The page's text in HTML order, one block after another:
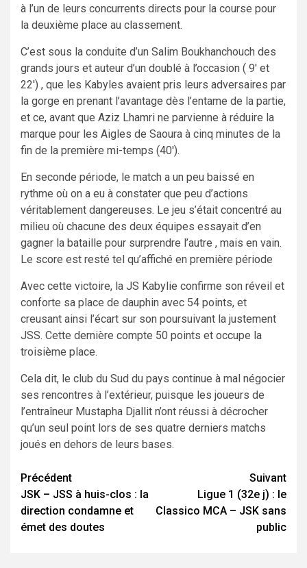
à l’un de leurs concurrents directs pour la course pour
la deuxième place au classement.
C’est sous la conduite d’un Salim Boukhanchouch des
grands jours et auteur d’un doublé à l’occasion ( 9′ et
22′) , que les Kabyles avaient pris leurs adversaires par
la gorge en prenant l’avantage dès l’entame de la partie,
et ce, avant que Aziz Lhamri ne parvienne à réduire la
marque pour les Aigles de Saoura à cinq minutes de la
fin de la première mi-temps (40′).
En seconde période, le match a un peu baissé en
rythme où on a eu à constater que peu d’actions
véritablement dangereuses. Le jeu s’était concentré au
milieu où chacune des deux équipes essayait d’en
gagner la bataille pour surprendre l’autre , mais en vain.
Le score est resté tel qu’affiché en première période
Avec cette victoire, la JS Kabylie confirme son réveil et
conforte sa place de dauphin avec 54 points, et
creusant ainsi l’écart sur son poursuivant la justement
JSS. Cette dernière compte 50 points et occupe la
troisième place.
Cela dit, le club du Sud du pays continue à mal négocier
ses rencontres à l’extérieur, puisque les joueurs de
l’entraîneur Mustapha Djallit n’ont réussi à décrocher
qu’un seul point lors de ses quatre derniers matchs
joués en dehors de leurs bases.
Navigation
d’article
Précédent
JSK – JSS à huis-clos : la
direction condamne et
émet des doutes
Suivant
Ligue 1 (32e j) : le
Classico MCA – JSK sans
public